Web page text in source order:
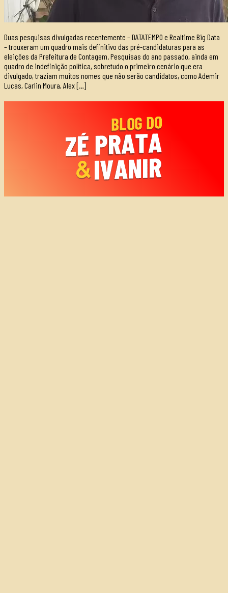
Duas pesquisas divulgadas recentemente – DATATEMPO e Realtime Big Data
– trouxeram um quadro mais definitivo das pré-candidaturas para as
eleições da Prefeitura de Contagem. Pesquisas do ano passado, ainda em
quadro de indefinição política, sobretudo o primeiro cenário que era
divulgado, traziam muitos nomes que não serão candidatos, como Ademir
Lucas, Carlin Moura, Alex […]